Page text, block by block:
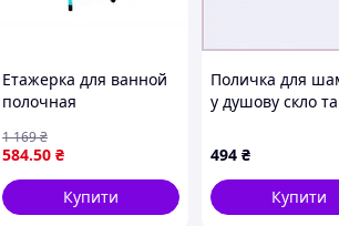
Етажерка для ванной
полочная
на 3 полиці бірюзова
для збереження
рушників дрібниць
584.50 ₴
1 169₴
Купити
Поличка для
у душову скло
494 ₴
Купити